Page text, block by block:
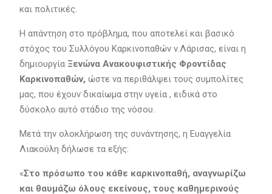
και πολιτικές.
Η απάντηση στο πρόβλημα, που αποτελεί και βασικό
στόχος του Συλλόγου Καρκινοπαθών ν.Λάρισας, είναι η
δημιουργία Ξενώνα Ανακουφιστικής Φροντίδας
Καρκινοπαθών, ώστε να περιθάλψει τους συμπολίτες
μας, που έχουν δικαίωμα στην υγεία , ειδικά στο
δύσκολο αυτό στάδιο της νόσου.
Μετά την ολοκλήρωση της συνάντησης, η Ευαγγελία
Λιακούλη δήλωσε τα εξής:
«Στο πρόσωπο του κάθε καρκινοπαθή, αναγνωρίζω
και θαυμάζω όλους εκείνους, τους καθημερινούς